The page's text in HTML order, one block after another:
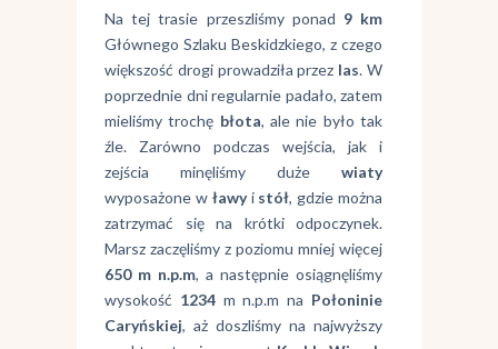
Na tej trasie przeszliśmy ponad 9 km
Głównego Szlaku Beskidzkiego, z czego
większość drogi prowadziła przez las. W
poprzednie dni regularnie padało, zatem
mieliśmy trochę błota, ale nie było tak
źle. Zarówno podczas wejścia, jak i
zejścia minęliśmy duże wiaty
wyposażone w ławyi stół, gdzie można
zatrzymać się na krótki odpoczynek.
Marsz zaczęliśmy z poziomu mniej więcej
650 m n.p.m, a następnie osiągnęliśmy
wysokość 1234m n.p.m na Połoninie
Caryńskiej, aż doszliśmy na najwyższy